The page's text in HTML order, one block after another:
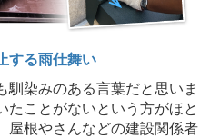
する雨仕舞い
染みのある言葉だと思いま
たことがないという方がほと
屋根やさんなどの建設関係者